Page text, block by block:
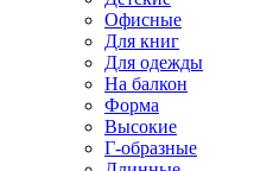
Офисные
Для книг
Для одежды
На балкон
Форма
Высокие
Г-образные